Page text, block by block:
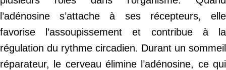
l’adénosine s’attache à ses récepteurs, elle
favorise l’assoupissement et contribue à la
régulation du rythme circadien. Durant un sommeil
réparateur, le cerveau élimine l’adénosine, ce qui